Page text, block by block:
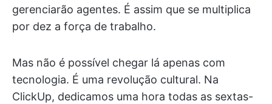
gerenciarão agentes. É assim que se multiplica
por dez a força de trabalho.
Mas não é possível chegar lá apenas com
tecnologia. É uma revolução cultural. Na
ClickUp, dedicamos uma hora todas as sextas-